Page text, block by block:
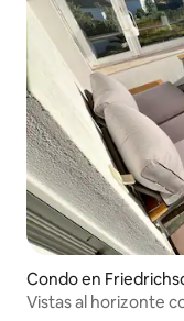
Condo en
Vistas al horizonte